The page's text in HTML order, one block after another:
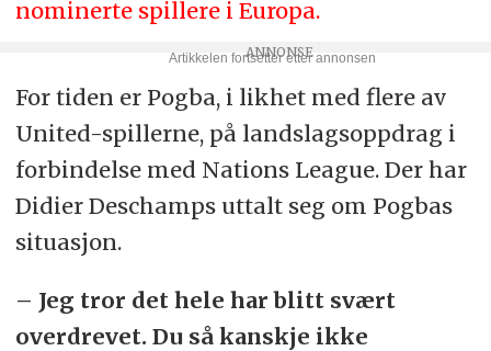
nominerte spillere i Europa.
For tiden er Pogba, i likhet med flere av
United-spillerne, på landslagsoppdrag i
forbindelse med Nations League. Der har
Didier Deschamps uttalt seg om Pogbas
situasjon.
– Jeg tror det hele har blitt svært
overdrevet. Du så kanskje ikke